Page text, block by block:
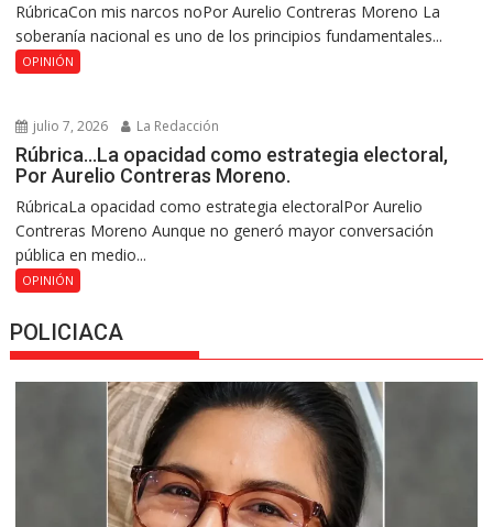
RúbricaCon mis narcos noPor Aurelio Contreras Moreno La
soberanía nacional es uno de los principios fundamentales...
OPINIÓN
julio 7, 2026 La Redacción
Rúbrica…La opacidad como estrategia electoral,
Por Aurelio Contreras Moreno.
RúbricaLa opacidad como estrategia electoralPor Aurelio
Contreras Moreno Aunque no generó mayor conversación
pública en medio...
OPINIÓN
POLICIACA